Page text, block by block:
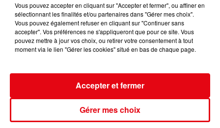
Affaire Jean Imbert : placé sous le statut de témoin assisté
Vous pouvez accepter en cliquant sur "Accepter et fermer", ou affiner en
sélectionnant les finalités et/ou partenaires dans "Gérer mes choix".
Vous pouvez également refuser en cliquant sur "Continuer sans
accepter". Vos préférences ne s'appliqueront que pour ce site. Vous
pouvez mettre à jour vos choix, ou retirer votre consentement à tout
moment via le lien "Gérer les cookies" situé en bas de chaque page.
Gérer mes choix
Accepter et fermer